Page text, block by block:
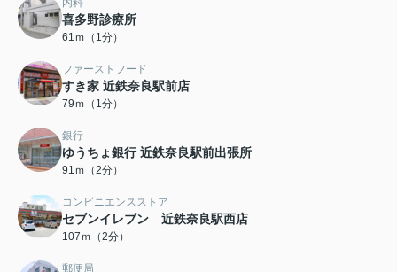
喜多野診療所
61ｍ（1分）
ファーストフード
すき家 近鉄奈良駅前店
79ｍ（1分）
銀行
ゆうちょ銀行 近鉄奈良駅前出張所
91ｍ（2分）
コンビニエンスストア
セブンイレブン 近鉄奈良駅西店
107ｍ（2分）
郵便局